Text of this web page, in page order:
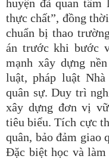
huyện đã quan
thực chất”, đồng
chuẩn bị thao
án trước khi bước
mạnh xây dựng
luật, pháp luật
quân sự. Duy trì
xây dựng đơn vị
tiêu biểu. Tích cực
quân, bảo đảm giao
Đặc biệt học và làm